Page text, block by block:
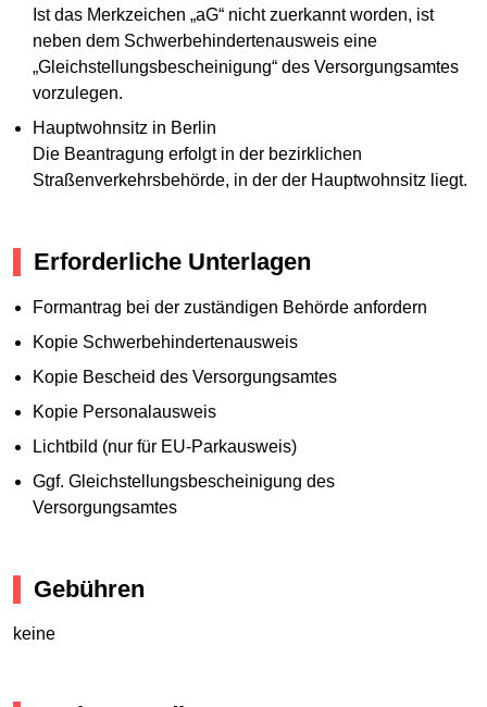
Ist das Merkzeichen „aG“ nicht zuerkannt worden, ist
neben dem Schwerbehindertenausweis eine
„Gleichstellungsbescheinigung“ des Versorgungsamtes
vorzulegen.
Hauptwohnsitz in Berlin
Die Beantragung erfolgt in der bezirklichen
Straßenverkehrsbehörde, in der der Hauptwohnsitz liegt.
Erforderliche Unterlagen
Formantrag bei der zuständigen Behörde anfordern
Kopie Schwerbehindertenausweis
Kopie Bescheid des Versorgungsamtes
Kopie Personalausweis
Lichtbild (nur für EU-Parkausweis)
Ggf. Gleichstellungsbescheinigung des
Versorgungsamtes
Gebühren
keine